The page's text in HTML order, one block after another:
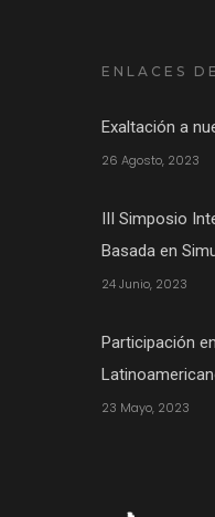
ENLACES
Exaltación a
26 Agosto, 2023
III Simposio
Basada en
24 Junio, 2023
Participación
23 Mayo, 2023